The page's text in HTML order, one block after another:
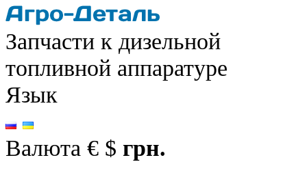
Запчасти к дизельной
топливной аппаратуре
Язык
Валюта € $ грн.